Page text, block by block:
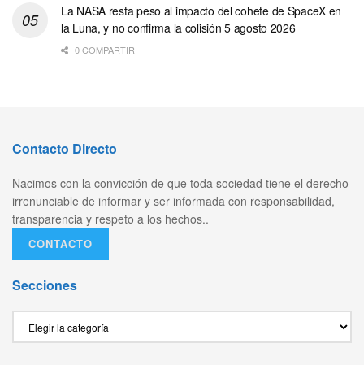
La NASA resta peso al impacto del cohete de SpaceX en
la Luna, y no confirma la colisión 5 agosto 2026
0 COMPARTIR
Contacto Directo
Nacimos con la convicción de que toda sociedad tiene el derecho
irrenunciable de informar y ser informada con responsabilidad,
transparencia y respeto a los hechos..
CONTACTO
Secciones